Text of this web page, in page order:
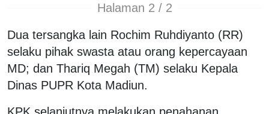
Halaman 2 / 2
Dua tersangka lain Rochim Ruhdiyanto (RR)
selaku pihak swasta atau orang kepercayaan
MD; dan Thariq Megah (TM) selaku Kepala
Dinas PUPR Kota Madiun.